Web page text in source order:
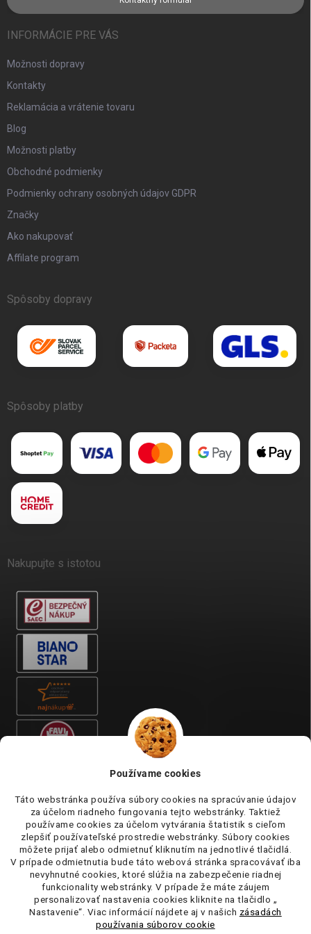
Používame cookies
Táto webstránka používa súbory cookies na spracúvanie údajov
za účelom riadneho fungovania tejto webstránky. Taktiež
používame cookies za účelom vytvárania štatistik s cieľom
zlepšiť používateľské prostredie webstránky. Súbory cookies
môžete prijať alebo odmietnuť kliknutím na jednotlivé tlačidlá.
V prípade odmietnutia bude táto webová stránka spracovávať iba
nevyhnutné cookies, ktoré slúžia na zabezpečenie riadnej
funkcionality webstránky. V prípade že máte záujem
personalizovať nastavenia cookies kliknite na tlačidlo „
Nastavenie“. Viac informácií nájdete aj v našich zásadách
používania súborov cookie
INFORMÁCIE PRE VÁS
Možnosti dopravy
Kontakty
Reklamácia a vrátenie tovaru
Blog
Možnosti platby
Obchodné podmienky
Podmienky ochrany osobných údajov GDPR
Značky
Ako nakupovať
Affilate program
Spôsoby dopravy
Spôsoby platby
Nakupujte s istotou